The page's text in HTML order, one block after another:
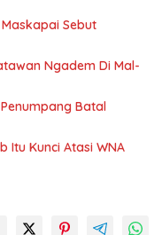
Sebut
Ngadem Di Mal-
Batal
Itu Kunci Atasi WNA